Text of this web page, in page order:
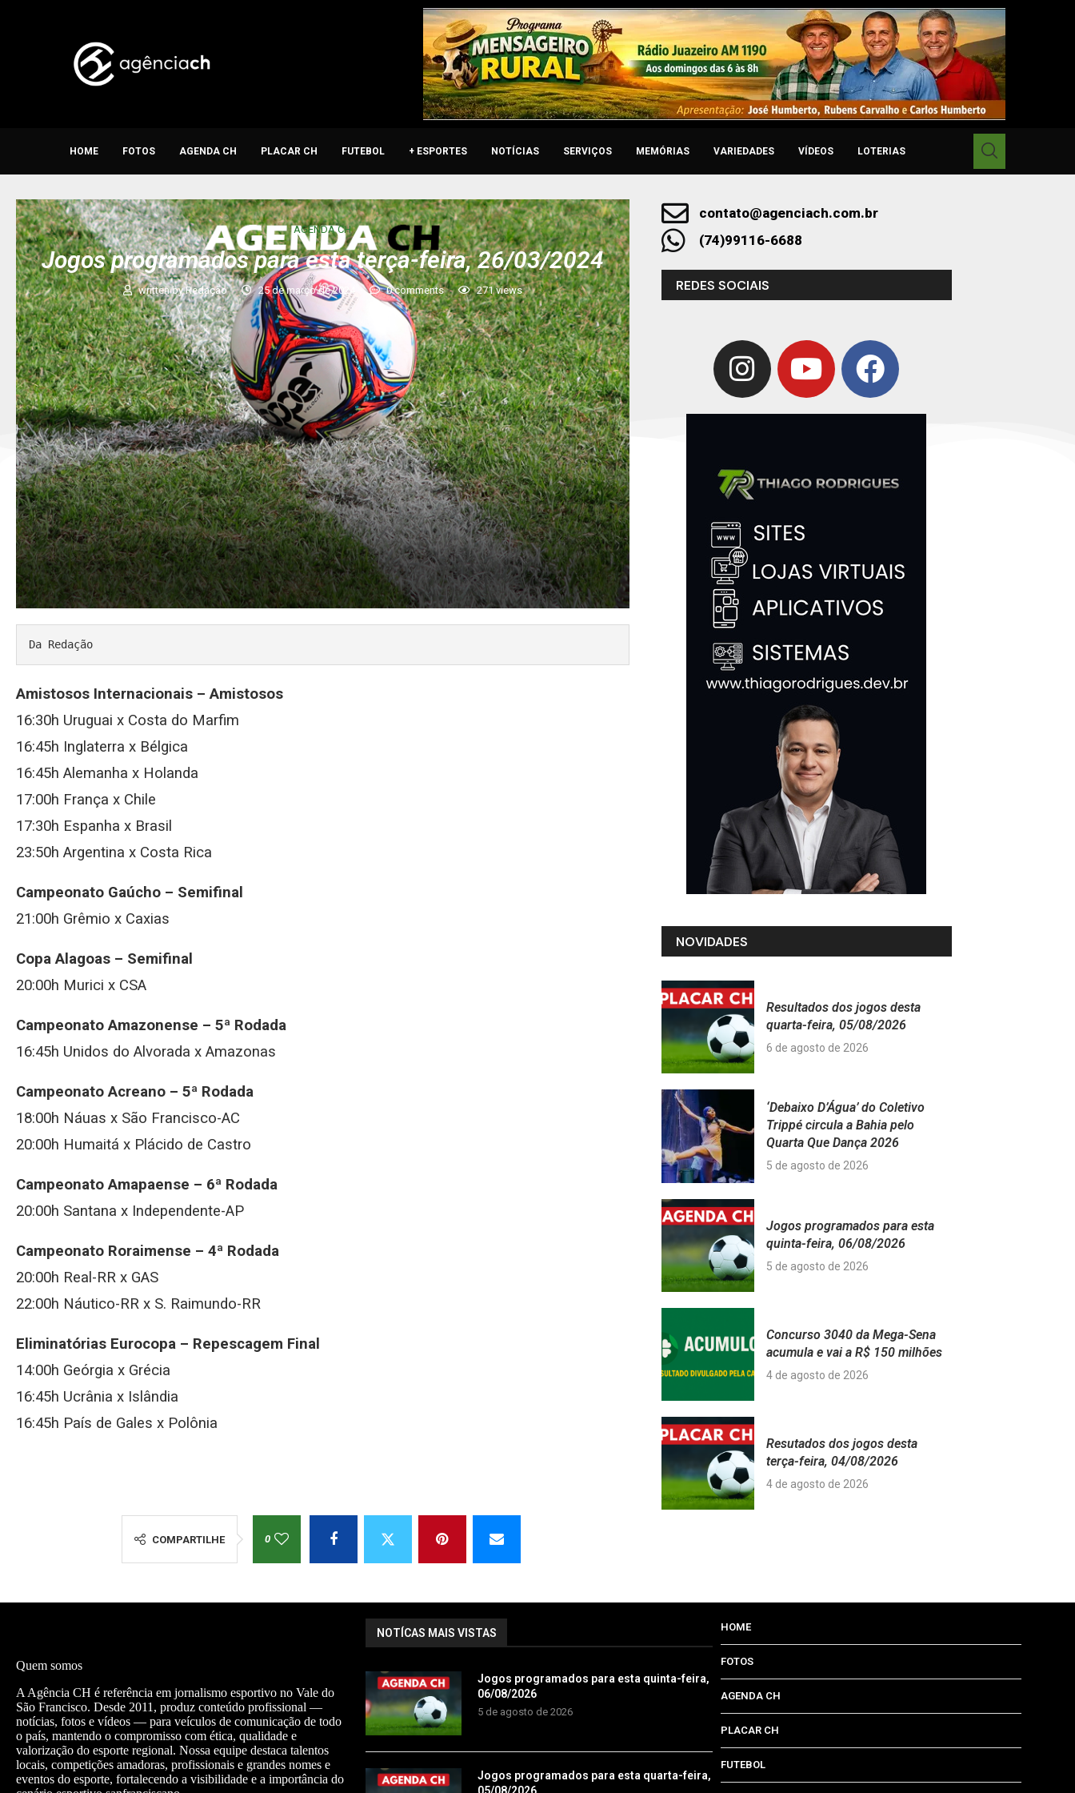
HOME FOTOS AGENDA CH PLACAR CH FUTEBOL + ESPORTES NOTÍCIAS SERVIÇOS MEMÓRIAS VARIEDADES VÍDEOS LOTERIAS
AGENDA CH
Jogos programados para esta terça-feira, 26/03/2024
written byRedação 25 de março de 2024 0 comments 271views
Da Redação
Amistosos Internacionais – Amistosos
16:30h Uruguai x Costa do Marfim
16:45h Inglaterra x Bélgica
16:45h Alemanha x Holanda
17:00h França x Chile
17:30h Espanha x Brasil
23:50h Argentina x Costa Rica
Campeonato Gaúcho – Semifinal
21:00h Grêmio x Caxias
Copa Alagoas – Semifinal
20:00h Murici x CSA
Campeonato Amazonense – 5ª Rodada
16:45h Unidos do Alvorada x Amazonas
Campeonato Acreano – 5ª Rodada
18:00h Náuas x São Francisco-AC
20:00h Humaitá x Plácido de Castro
Campeonato Amapaense – 6ª Rodada
20:00h Santana x Independente-AP
Campeonato Roraimense – 4ª Rodada
20:00h Real-RR x GAS
22:00h Náutico-RR x S. Raimundo-RR
Eliminatórias Eurocopa – Repescagem Final
14:00h Geórgia x Grécia
16:45h Ucrânia x Islândia
16:45h País de Gales x Polônia
COMPARTILHE 0
contato@agenciach.com.br
(74)99116-6688
REDES SOCIAIS
NOVIDADES
Resultados dos jogos desta
quarta-feira, 05/08/2026
6 de agosto de 2026
‘Debaixo D’Água’ do Coletivo
Trippé circula a Bahia pelo
Quarta Que Dança 2026
5 de agosto de 2026
Jogos programados para esta
quinta-feira, 06/08/2026
5 de agosto de 2026
Concurso 3040 da Mega-Sena
acumula e vai a R$ 150 milhões
4 de agosto de 2026
Resutados dos jogos desta
terça-feira, 04/08/2026
4 de agosto de 2026
Quem somos
A Agência CH é referência em jornalismo esportivo no Vale do
São Francisco. Desde 2011, produz conteúdo profissional —
notícias, fotos e vídeos — para veículos de comunicação de todo
o país, mantendo o compromisso com ética, qualidade e
valorização do esporte regional. Nossa equipe destaca talentos
locais, competições amadoras, profissionais e grandes nomes e
eventos do esporte, fortalecendo a visibilidade e a importância do
NOTÍCAS MAIS VISTAS
Jogos programados para esta quinta-feira,
06/08/2026
5 de agosto de 2026
Jogos programados para esta quarta-feira,
05/08/2026
HOME
FOTOS
AGENDA CH
PLACAR CH
FUTEBOL